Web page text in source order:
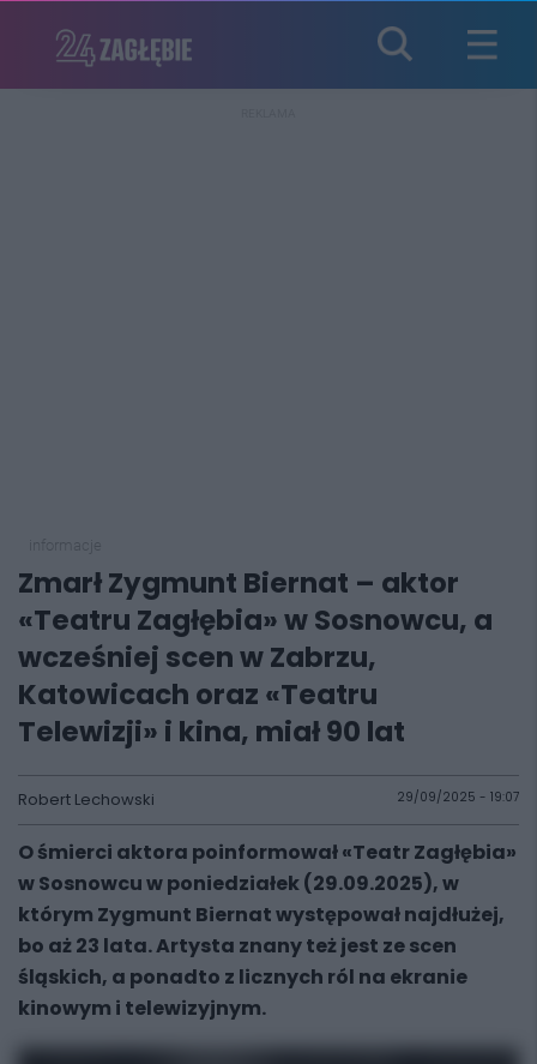
Zmarł Zygmunt Biernat – aktor
«Teatru Zagłębia» w Sosnowcu, a
wcześniej scen w Zabrzu,
Katowicach oraz «Teatru
Telewizji» i kina, miał 90 lat
Robert Lechowski 29/09/2025 - 19:07
O śmierci aktora poinformował «Teatr Zagłębia»
w Sosnowcu w poniedziałek (29.09.2025), w
którym Zygmunt Biernat występował najdłużej,
bo aż 23 lata. Artysta znany też jest ze scen
śląskich, a ponadto z licznych ról na ekranie
kinowym i telewizyjnym.